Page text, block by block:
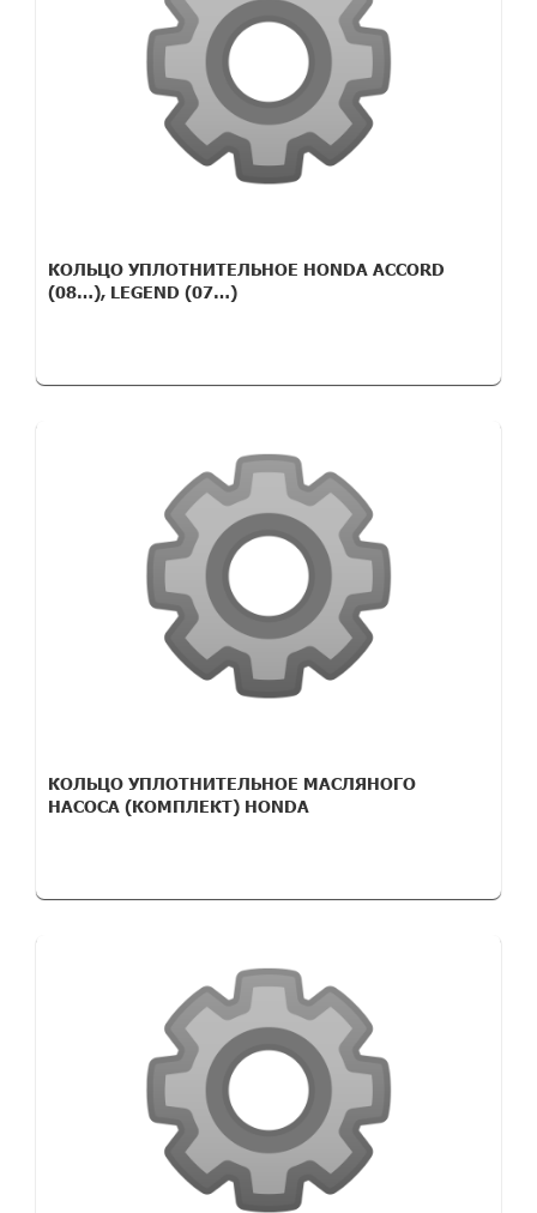
КОЛЬЦО УПЛОТНИТЕЛЬНОЕ HONDA ACCORD
(08…), LEGEND (07…)
КОЛЬЦО УПЛОТНИТЕЛЬНОЕ МАСЛЯНОГО
НАСОСА (КОМПЛЕКТ) HONDA